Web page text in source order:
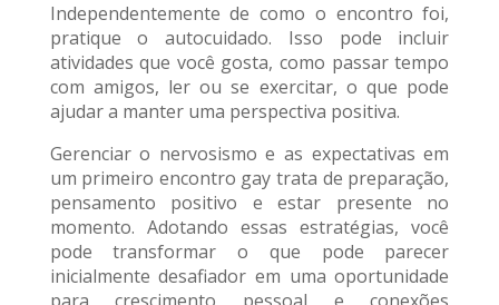
Independentemente de como o encontro foi,
pratique o autocuidado. Isso pode incluir
atividades que você gosta, como passar tempo
com amigos, ler ou se exercitar, o que pode
ajudar a manter uma perspectiva positiva.
Gerenciar o nervosismo e as expectativas em
um primeiro encontro gay trata de preparação,
pensamento positivo e estar presente no
momento. Adotando essas estratégias, você
pode transformar o que pode parecer
inicialmente desafiador em uma oportunidade